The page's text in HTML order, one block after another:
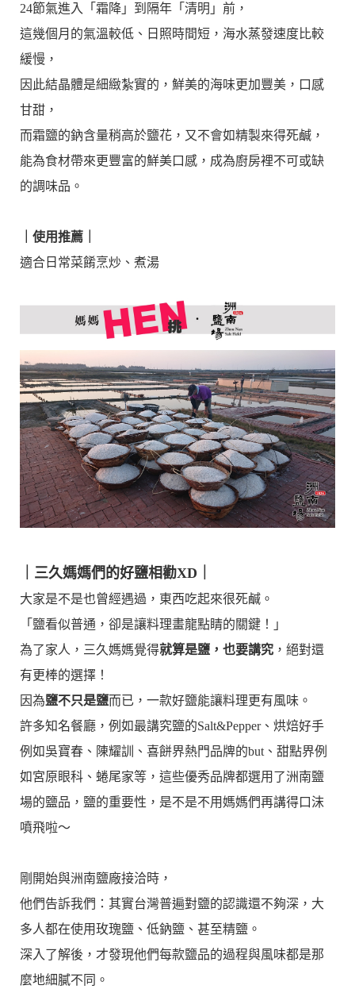
24節氣進入「霜降」到隔年「清明」前，
這幾個月的氣溫較低、日照時間短，海水蒸發速度比較
緩慢，
因此結晶體是細緻紮實的，鮮美的海味更加豐美，口感
甘甜，
而霜鹽的鈉含量稍高於鹽花，又不會如精製來得死鹹，
能為食材帶來更豐富的鮮美口感，成為廚房裡不可或缺
的調味品。
使用推薦
適合日常菜餚烹炒、煮湯
｜三久媽媽們的好鹽相勸XD
大家是不是也曾經遇過，東西吃起來很死鹹。
「鹽看似普通，卻是讓料理畫龍點睛的關鍵！」
為了家人，三久媽媽覺得就算是鹽，也要講究 ，絕對還
有更棒的選擇！
因為鹽不只是鹽而已，一款好鹽能讓料理更有風味。
許多知名餐廳，例如最講究鹽的Salt&Pepper、烘焙好手
例如吳寶春、陳耀訓、喜餅界熱門品牌的but、甜點界例
如宮原眼科、蜷尾家等，這些優秀品牌都選用了洲南鹽
場的鹽品，鹽的重要性，是不是不用媽媽們再講得口沫
噴飛啦～
剛開始與洲南鹽廠接洽時，
他們告訴我們：其實台灣普遍對鹽的認識還不夠深，大
多人都在使用玫瑰鹽、低鈉鹽、甚至精鹽。
深入了解後，才發現他們每款鹽品的過程與風味都是那
麼地細膩不同。